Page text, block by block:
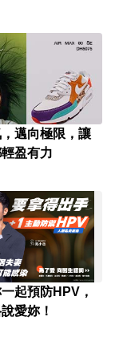
邁向極限，讓
盈有力
起預防HPV，
愛妳！